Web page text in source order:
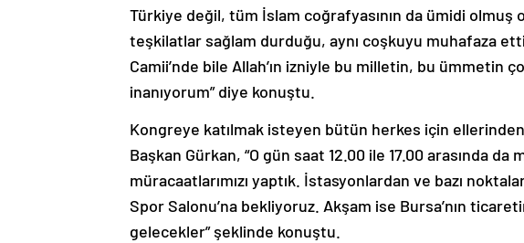
Türkiye değil, tüm İslam coğrafyasının da ümidi olmuş
teşkilatlar sağlam durduğu, aynı coşkuyu muhafaza
Camii’nde bile Allah’ın izniyle bu milletin, bu ümmetin
inanıyorum” diye konuştu.
Kongreye katılmak isteyen bütün herkes için
Başkan Gürkan, “O gün saat 12.00 ile 17.00 arasında
müracaatlarımızı yaptık. İstasyonlardan ve bazı
Spor Salonu’na bekliyoruz. Akşam ise Bursa’nın
gelecekler” şeklinde konuştu.